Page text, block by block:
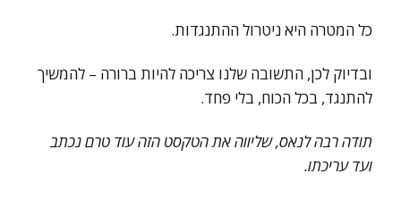
כל המטרה היא ניטרול ההתנגדות.
ובדיוק לכן, התשובה שלנו צריכה להיות ברורה – להמשיך
להתנגד, בכל הכוח, בלי פחד.
תודה רבה לנאס, שליווה את הטקסט הזה עוד טרם נכתב
ועד עריכתו.